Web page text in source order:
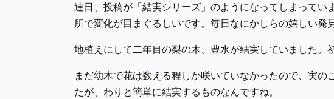
連日、投稿が「結実シリーズ」のようになってしまってい
所で変化が目まぐるしいです。毎日なにかしらの嬉しい発
地植えにして二年目の梨の木、豊水が結実していました。
まだ幼木で花は数える程しか咲いていなかったので、実の
たが、わりと簡単に結実するものなんですね。